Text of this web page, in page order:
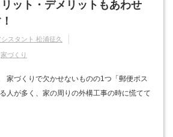
ット・デメリットもあわせ
スタント 松浦征久
家づくり
家づくりで欠かせないものの1つ「郵便ポス
人が多く、家の周りの外構工事の時に慌てて